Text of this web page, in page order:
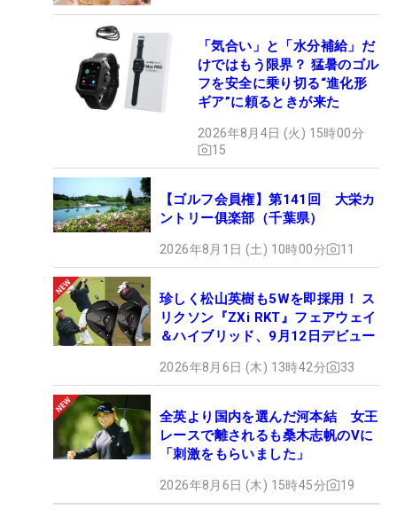
「気合い」と「水分補給」だ
けではもう限界？ 猛暑のゴル
フを安全に乗り切る“進化形
ギア”に頼るときが来た
2026年8月4日 (火) 15時00分
15
【ゴルフ会員権】第141回 大栄カ
ントリー俱楽部（千葉県）
2026年8月1日 (土) 10時00分 11
珍しく松山英樹も5Wを即採用！ ス
リクソン『ZXi RKT』フェアウェイ
＆ハイブリッド、9月12日デビュー
2026年8月6日 (木) 13時42分 33
全英より国内を選んだ河本結 女王
レースで離されるも桑木志帆のVに
「刺激をもらいました」
2026年8月6日 (木) 15時45分 19